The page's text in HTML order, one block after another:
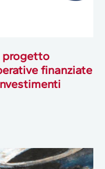
progetto
finanziate